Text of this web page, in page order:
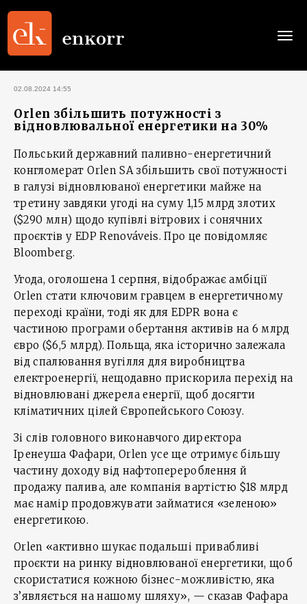
02.08.2024 14:55
Orlen збільшить потужності з
відновлювальної енергетики на 30%
Польський державний паливно-енергетичний
конгломерат Orlen SA збільшить свої потужності
в галузі відновлюваної енергетики майже на
третину завдяки угоді на суму 1,15 млрд злотих
($290 млн) щодо купівлі вітрових і сонячних
проєктів у EDP Renováveis. Про це повідомляє
Bloomberg.
Угода, оголошена 1 серпня, відображає амбіції
Orlen стати ключовим гравцем в енергетичному
переході країни, тоді як для EDPR вона є
частиною програми обертання активів на 6 млрд
євро ($6,5 млрд). Польща, яка історично залежала
від спалювання вугілля для виробництва
електроенергії, нещодавно прискорила перехід на
відновлювані джерела енергії, щоб досягти
кліматичних цілей Європейського Союзу.
Зі слів головного виконавчого директора
Іренеуша Фафари, Orlen усе ще отримує більшу
частину доходу від нафтоперероблення й
продажу палива, але компанія вартістю $18 млрд
має намір продовжувати займатися «зеленою»
енергетикою.
Orlen «активно шукає подальші привабливі
проєкти на ринку відновлюваної енергетики, щоб
скористатися кожною бізнес-можливістю, яка
з’являється на нашому шляху», — сказав Фафара